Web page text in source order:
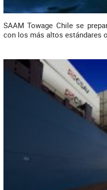
SAAM Towage Chile se
con los más altos estándares